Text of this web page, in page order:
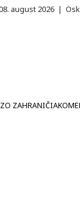
august 2026 |
ZO ZAHRANIČIA